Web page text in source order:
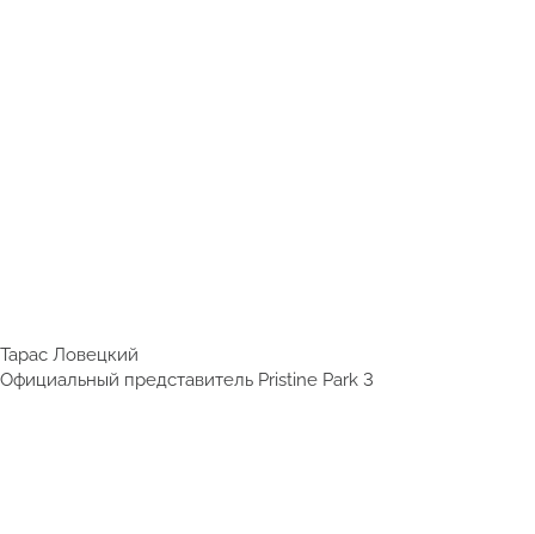
Тарас Ловецкий
Официальный представитель Pristine Park 3